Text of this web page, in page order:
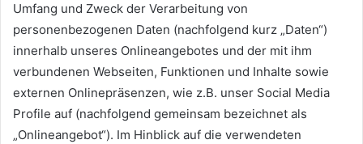
Umfang und Zweck der Verarbeitung von
personenbezogenen Daten (nachfolgend kurz „Daten“)
innerhalb unseres Onlineangebotes und der mit ihm
verbundenen Webseiten, Funktionen und Inhalte sowie
externen Onlinepräsenzen, wie z.B. unser Social Media
Profile auf (nachfolgend gemeinsam bezeichnet als
„Onlineangebot“). Im Hinblick auf die verwendeten